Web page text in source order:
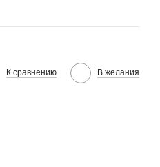
К сравнению В желания